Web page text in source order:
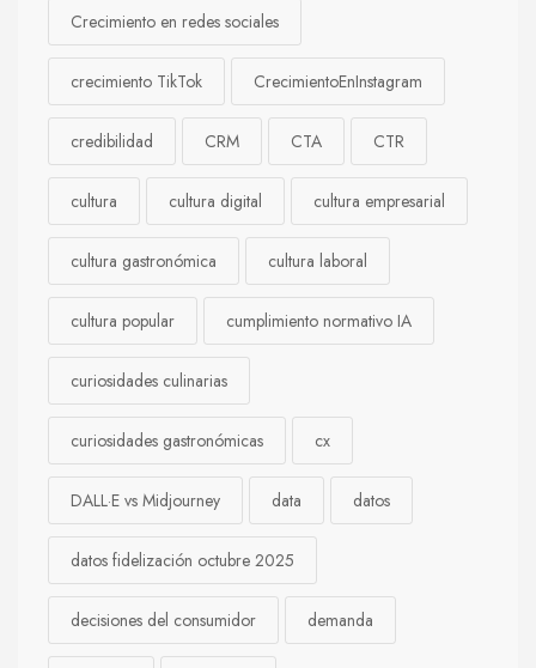
Crecimiento en redes sociales
crecimiento TikTok CrecimientoEnInstagram
credibilidad CRM CTA CTR
cultura cultura digital cultura empresarial
cultura gastronómica cultura laboral
cultura popular cumplimiento normativo IA
curiosidades culinarias
curiosidades gastronómicas cx
DALL·E vs Midjourney data datos
datos fidelización octubre 2025
decisiones del consumidor demanda